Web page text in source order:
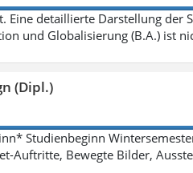
Eine detaillierte Darstellung der
und Globalisierung (B.A.) ist
(Dipl.)
Studienbeginn
Auftritte, Bewegte Bilder,